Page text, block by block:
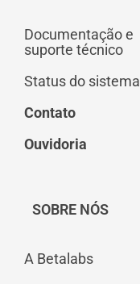
Documentação e
suporte técnico
Status do sistema
Contato
Ouvidoria
SOBRE NÓS
A Betalabs